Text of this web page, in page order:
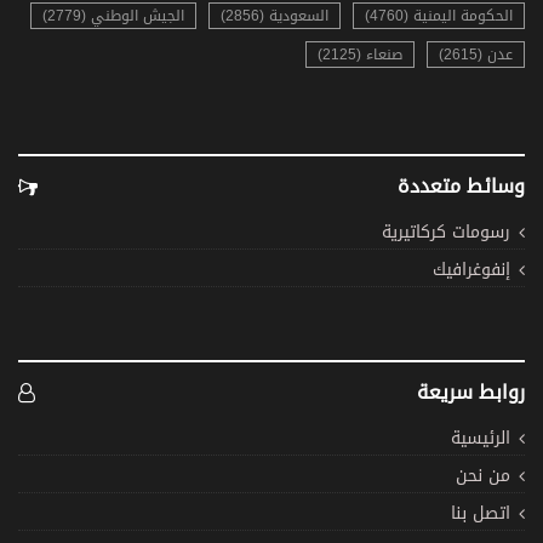
الحكومة اليمنية (4760)
السعودية (2856)
الجيش الوطني (2779)
عدن (2615)
صنعاء (2125)
وسائط متعددة
رسومات كركاتيرية
إنفوغرافيك
روابط سريعة
الرئيسية
من نحن
اتصل بنا